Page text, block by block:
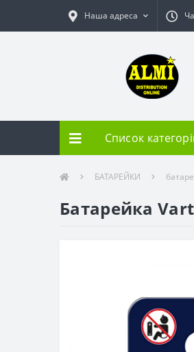
Наша адреса
Список
БАТАРЕЙКИ
Батарейка